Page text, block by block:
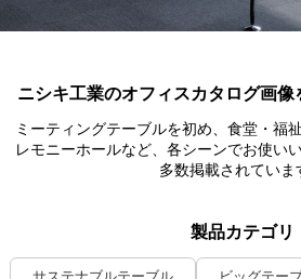
ニシキ工業のオフィスカタログ画像
ミーティングテーブルを初め、食堂・福
レモニーホールなど、各シーンでお使い
多数掲載されていま
製品カテゴリ